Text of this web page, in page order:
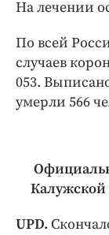
На лечении
По всей
случаев
053.
умерли 566
Калужской
UPD.